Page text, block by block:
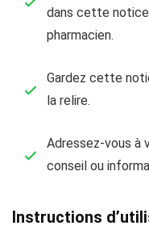
dans cette
pharmacien.
Gardez cette
la relire.
Adressez-vous à
conseil ou
Instructions